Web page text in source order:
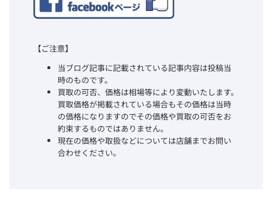
【ご注意】
当ブログ記事に記載されている記事内容は投稿当
時のものです。
買取の可否、価格は相場等により変動いたします。
買取価格が掲載されている場合もその価格は当時
の価格になりますのでその価格や買取の可否をお
約束するものではありません。
現在の価格や取扱などについては店舗までお問い
合わせください。